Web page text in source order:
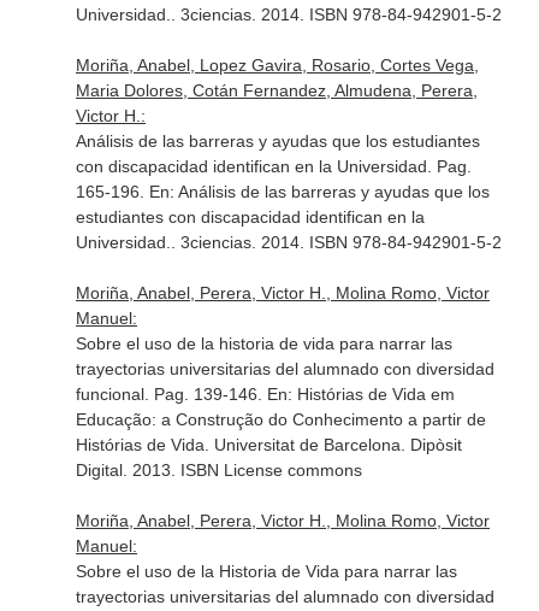
Universidad.
. 3ciencias. 2014. ISBN 978-84-942901-5-2
Moriña, Anabel, Lopez Gavira, Rosario, Cortes Vega,
Maria Dolores, Cotán Fernandez, Almudena, Perera,
Victor H.:
Análisis de las barreras y ayudas que los estudiantes
con discapacidad identifican en la Universidad. Pag.
165-196. En: Análisis de las barreras y ayudas que los
estudiantes con discapacidad identifican en la
Universidad.
. 3ciencias. 2014. ISBN 978-84-942901-5-2
Moriña, Anabel, Perera, Victor H., Molina Romo, Victor
Manuel:
Sobre el uso de la historia de vida para narrar las
trayectorias universitarias del alumnado con diversidad
funcional. Pag. 139-146. En: Histórias de Vida em
Educação: a Construção do Conhecimento a partir de
Histórias de Vida . Universitat de Barcelona. Dipòsit
Digital. 2013. ISBN License commons
Moriña, Anabel, Perera, Victor H., Molina Romo, Victor
Manuel:
Sobre el uso de la Historia de Vida para narrar las
trayectorias universitarias del alumnado con diversidad